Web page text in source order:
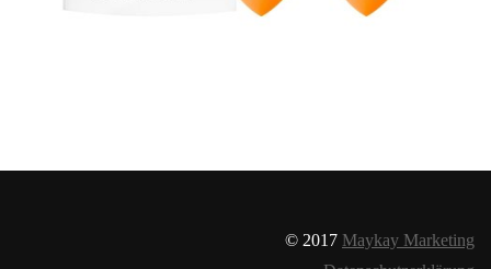
© 2017 Maykay Marketing